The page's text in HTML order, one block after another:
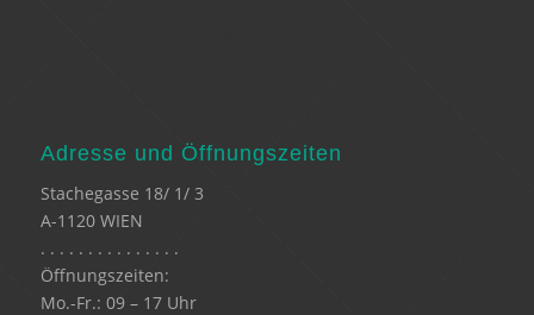
Adresse und Öffnungszeiten
Stachegasse 18/ 1/ 3
A-1120 WIEN
. . . . . . . . . . . . . . .
Öffnungszeiten:
Mo.-Fr.: 09 – 17 Uhr